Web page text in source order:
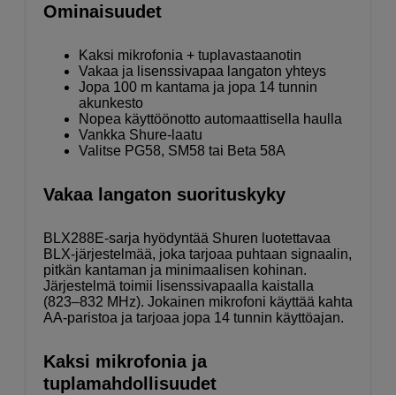
Ominaisuudet
Kaksi mikrofonia + tuplavastaanotin
Vakaa ja lisenssivapaa langaton yhteys
Jopa 100 m kantama ja jopa 14 tunnin
akunkesto
Nopea käyttöönotto automaattisella haulla
Vankka Shure-laatu
Valitse PG58, SM58 tai Beta 58A
Vakaa langaton suorituskyky
BLX288E-sarja hyödyntää Shuren luotettavaa
BLX-järjestelmää, joka tarjoaa puhtaan signaalin,
pitkän kantaman ja minimaalisen kohinan.
Järjestelmä toimii lisenssivapaalla kaistalla
(823–832 MHz). Jokainen mikrofoni käyttää kahta
AA-paristoa ja tarjoaa jopa 14 tunnin käyttöajan.
Kaksi mikrofonia ja
tuplamahdollisuudet